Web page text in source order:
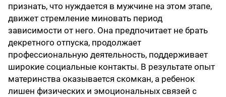
признать, что нуждается в мужчине на этом этапе,
движет стремление миновать период
зависимости от него. Она предпочитает не брать
декретного отпуска, продолжает
профессиональную деятельность, поддерживает
широкие социальные контакты. В результате опыт
материнства оказывается скомкан, а ребенок
лишен физических и эмоциональных связей с